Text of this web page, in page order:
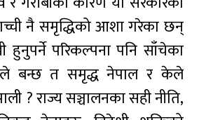
नै समृद्धिको आशा गरेका छन्
हुनुपर्ने परिकल्पना पनि साँचेका
बन्छ त समृद्ध नेपाल र केले
? राज्य सञ्चालनका सही नीति,